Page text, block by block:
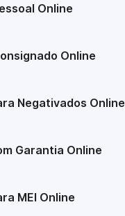
Online
Online
Negativados Online
Garantia Online
MEI Online